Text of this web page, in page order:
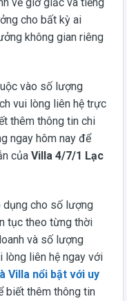
cho bất kỳ ai
không gian riêng
vào số lượng
vui lòng liên hệ trực
thêm thông tin chi
ngay hôm nay để
của Villa 4/7/1 Lạc
dụng cho số lượng
tục theo từng thời
và số lượng
lòng liên hệ ngay với
Villa nổi bật với uy
biết thêm thông tin